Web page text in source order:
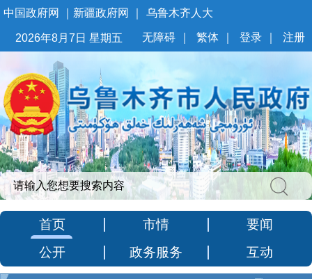
中国政府网 新疆政府网 乌鲁木齐人大
2026年8月7日 星期五 无障碍 繁体 登录 注册
首页 市情
要闻
公开
政务服务 互动